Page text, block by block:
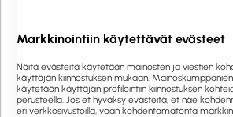
Markkinointiin käytettävät evästeet
Näitä evästeitä käytetään mainosten ja viestien
käyttäjän kiinnostuksen mukaan.
käytetään käyttäjän profilointiin kiinnostuksen
perusteella. Jos et hyväksy evästeitä, et näe
eri verkkosivustoilla, vaan kohdentamatonta